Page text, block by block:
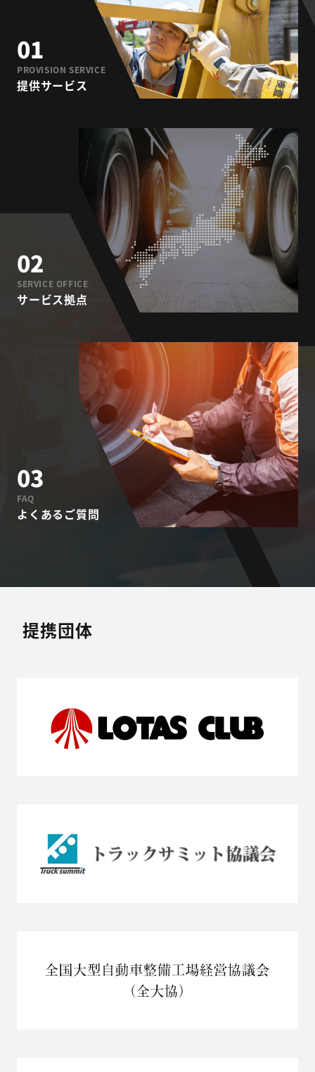
01
PROVISION SERVICE
提供サービス
02
SERVICE OFFICE
サービス拠点
03
FAQ
よくあるご質問
提携団体